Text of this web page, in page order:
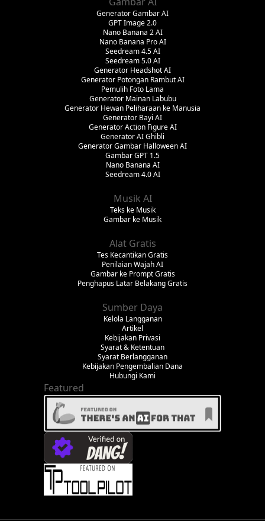
Generator Gambar AI
GPT Image 2.0
Nano Banana 2 AI
Nano Banana Pro AI
Seedream 4.5 AI
Seedream 5.0 AI
Generator Headshot AI
Generator Potongan Rambut AI
Pemulih Foto Lama
Generator Mainan Labubu
Generator Hewan Peliharaan ke Manusia
Generator Bayi AI
Generator Action Figure AI
Generator AI Ghibli
Generator Gambar Halloween AI
Gambar GPT 1.5
Nano Banana AI
Seedream 4.0 AI
Musik AI
Teks ke Musik
Gambar ke Musik
Alat Gratis
Tes Kecantikan Gratis
Penilaian Wajah AI
Gambar ke Prompt Gratis
Penghapus Latar Belakang Gratis
Sumber Daya
Kelola Langganan
Artikel
Kebijakan Privasi
Syarat & Ketentuan
Syarat Berlangganan
Kebijakan Pengembalian Dana
Hubungi Kami
Featured